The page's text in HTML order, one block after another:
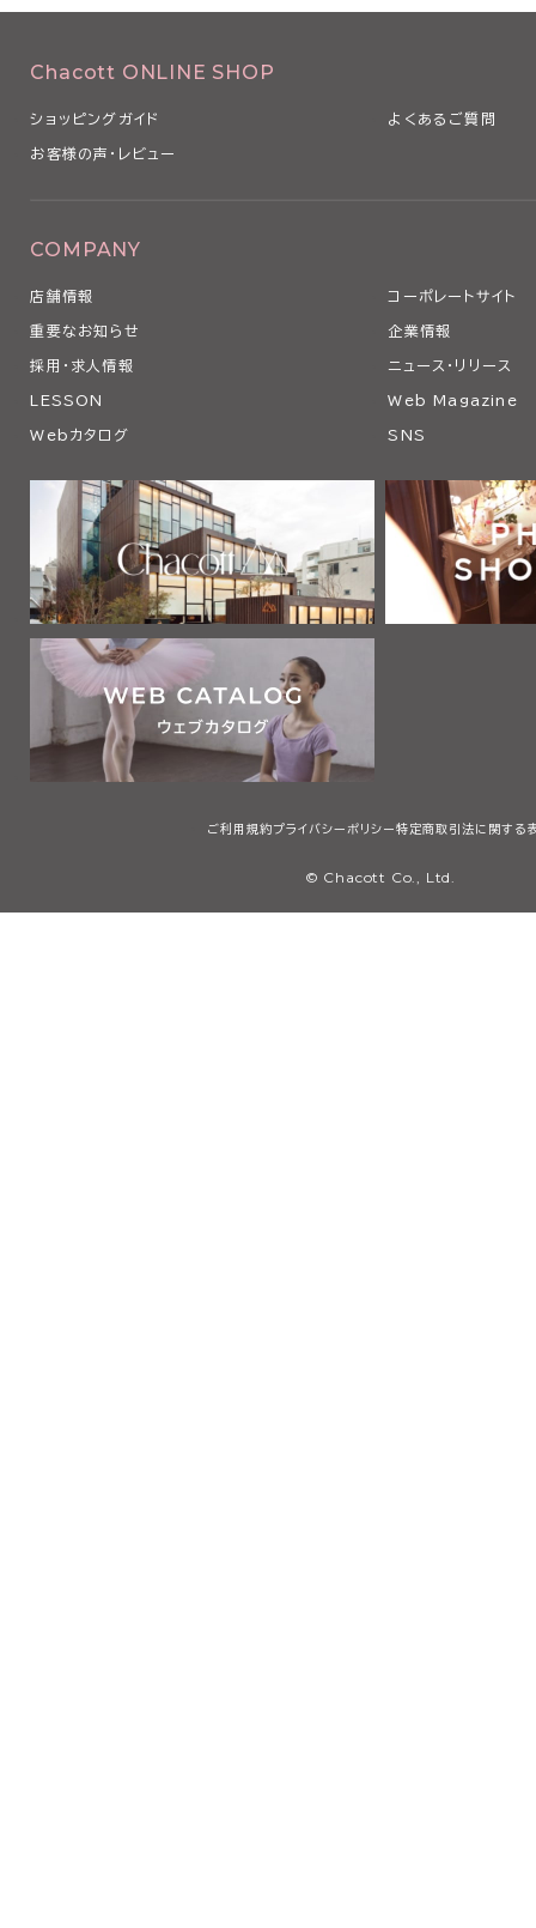
Chacott ONLINE SHOP
ショッピングガイド よくあるご質問
お客様の声・レビュー
COMPANY
店舗情報 コーポレートサイト
重要なお知らせ 企業情報
採用・求人情報 ニュース・リリース
LESSON Web Magazine
Webカタログ SNS
ご利用規約プライバシーポリシー 特定商取引法に関する
© Chacott Co., Ltd.